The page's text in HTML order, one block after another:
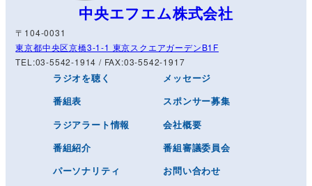
中央エフエム株式会社
〒104-0031
東京都中央区京橋3-1-1 東京スクエアガーデンB1F
TEL:03-5542-1914 / FAX:03-5542-1917
ラジオを聴く
番組表
ラジアラート情報
番組紹介
パーソナリティ
メッセージ
スポンサー募集
会社概要
番組審議委員会
お問い合わせ